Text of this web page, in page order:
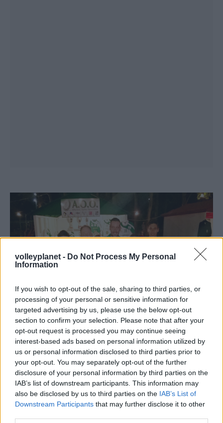
volleyplanet - Do Not Process My Personal
Information
If you wish to opt-out of the sale, sharing to third parties, or
processing of your personal or sensitive information for
targeted advertising by us, please use the below opt-out
section to confirm your selection. Please note that after your
opt-out request is processed you may continue seeing
interest-based ads based on personal information utilized by
us or personal information disclosed to third parties prior to
your opt-out. You may separately opt-out of the further
disclosure of your personal information by third parties on the
IAB’s list of downstream participants. This information may
also be disclosed by us to third parties on the IAB’s List of
Downstream Participants that may further disclose it to other
Α1 ΑΝΔΡΩΝ 26/07/2015
Ο “πράσινος” Άρδας
Μετά τον Δημήτρη Ριζόπουλο σειρά στο περίπτερο του
ΑΟΟ στο Φεστιβάλ του Άρδα πήραν οι Θοδωρής Χουσίδης
και Δημήτρης Κωνσταντινίδης οι οποίοι φωτογραφήθηκαν
με μικρούς και μεγάλους φίλους της ομάδας και μοίρασαν